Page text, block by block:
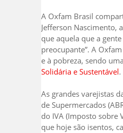
A Oxfam Brasil
Jefferson Nascimento,
que aquela que a
preocupante”. A
e à pobreza, sendo
Solidária e Sustentável.
As grandes varejistas
de Supermercados
do IVA (Imposto sobre
que hoje são isentos,